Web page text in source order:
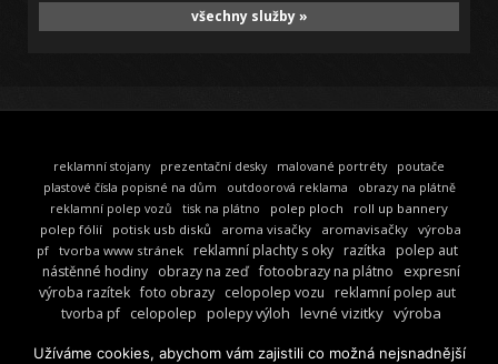
všechny služby »
reklamní stojany prezentační desky malované portréty
poutače
plastové čísla popisné na dům
outdoorová reklama
obrazy na plátně
reklamní polep vozů
tisk na plátno polep ploch
roll up bannery
polep fólií
potisk usb disků aroma visačky aromavisačky výroba
pf tvorba www stránek reklamní plachty s oky razítka
polep aut
nástěnné hodiny
obrazy na zeď fotoobrazy na plátno
expresní
výroba razítek foto obrazy celopolep vozu
reklamní polep aut
tvorba pf
celopolep polepy výloh levné vizitky výroba
výroba razítek výroba reklamních předmětů
Užíváme cookies, abychom vám zajistili co možná nejsnadnější